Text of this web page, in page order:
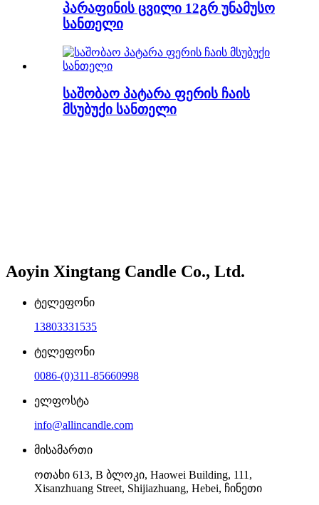
პარაფინის ცვილი 12გრ უნამუსო
სანთელი
საშობაო პატარა ფერის ჩაის
მსუბუქი სანთელი
Aoyin Xingtang Candle Co., Ltd.
ტელეფონი
13803331535
ტელეფონი
0086-(0)311-85660998
ელფოსტა
info@allincandle.com
მისამართი
ოთახი 613, B ბლოკი, Haowei Building, 111,
Xisanzhuang Street, Shijiazhuang, Hebei, ჩინეთი